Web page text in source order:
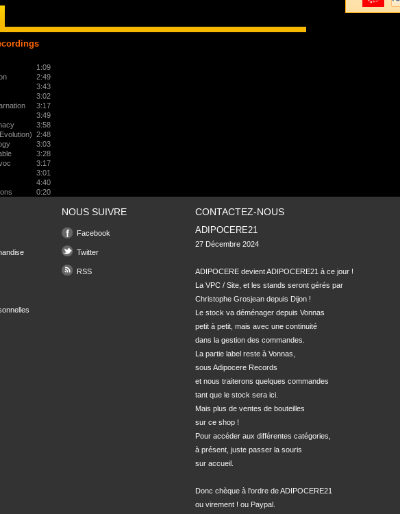
1:09
2:49
3:43
3:02
3:17
3:49
3:58
2:48
3:03
3:28
3:17
3:01
4:40
0:20
NOUS SUIVRE
Facebook
Twitter
RSS
CONTACTEZ-NOUS
ADIPOCERE21
27 Décembre 2024
ADIPOCERE devient ADIPOCERE21 à ce jour !
La VPC / Site, et les stands seront gérés par
Christophe Grosjean depuis Dijon !
Le stock va déménager depuis Vonnas
petit à petit, mais avec une continuité
dans la gestion des commandes.
La partie label reste à Vonnas,
sous Adipocere Records
et nous traiterons quelques commandes
tant que le stock sera ici.
Mais plus de ventes de bouteilles
sur ce shop !
Pour accéder aux différentes catégories,
à présent, juste passer la souris
sur accueil.
Donc chèque à l'ordre de ADIPOCERE21
ou virement ! ou Paypal.